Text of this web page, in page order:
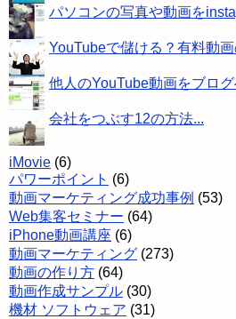
パソコンの写真や動画を
YouTubeで儲ける？有料動
他人のYouTube動画をブロ
会社をつぶす12の方法...
iMovie (6)
パワーポイント (6)
動画マーケティング成功事例 (53)
Web集客セミナー (64)
iPhone動画講座 (6)
動画マーケティング (273)
動画の作り方 (64)
動画作成サンプル (30)
機材 ソフトウェア (31)